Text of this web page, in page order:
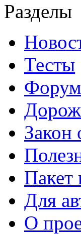
Разделы
Тесты
Пакет
Для
О